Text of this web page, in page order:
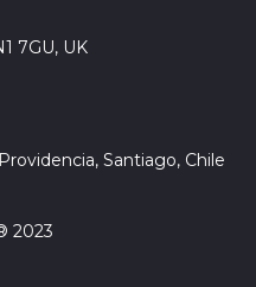
7GU, UK
Santiago, Chile
2023